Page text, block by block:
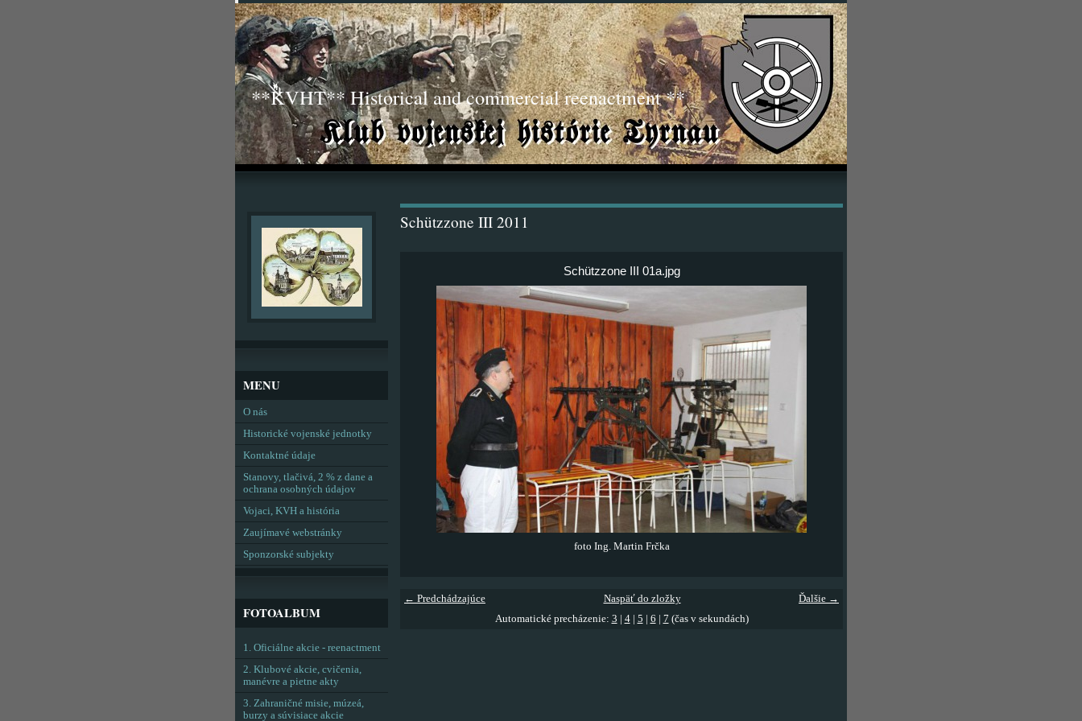
**KVHT** Historical and commercial reenactment **
Schützzone III 2011
Schützzone III 01a.jpg
foto Ing. Martin Frčka
← Predchádzajúce Ďalšie →
Naspäť do zložky
Automatické precházenie: 3 4| 5 6 7 (čas v sekundách)
MENU
O nás
Historické vojenské jednotky
Kontaktné údaje
Stanovy, tlačivá, 2 % z dane a
ochrana osobných údajov
Vojaci, KVH a história
Zaujímavé webstránky
Sponzorské subjekty
FOTOALBUM
1. Oficiálne akcie - reenactment
2. Klubové akcie, cvičenia,
manévre a pietne akty
3. Zahraničné misie, múzeá,
burzy a súvisiace akcie